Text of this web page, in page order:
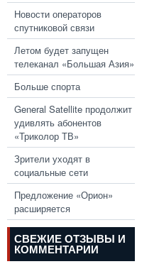
Новости операторов
спутниковой связи
Летом будет запущен
телеканал «Большая Азия»
Больше спорта
General Satellite продолжит
удивлять абонентов
«Триколор ТВ»
Зрители уходят в
социальные сети
Предложение «Орион»
расширяется
СВЕЖИЕ ОТЗЫВЫ И
КОММЕНТАРИИ